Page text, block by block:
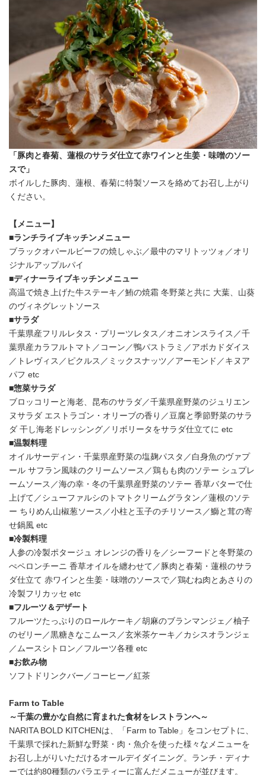
「豚肉と春菊、蓮根のサラダ仕立て赤ワインと生姜・味噌のソー
スで」
ボイルした豚肉、蓮根、春菊に特製ソースを絡めてお召し上がり
ください。
【メニュー】
■ランチライブキッチンメニュー
ブラックオパールビーフの焼しゃぶ／最中のマリトッツォ／オリ
ジナルアップルパイ
■ディナーライブキッチンメニュー
高温で焼き上げた牛ステーキ／鮪の焼霜 冬野菜と共に 大葉、山葵
のヴィネグレットソース
■サラダ
千葉県産フリルレタス・プリーツレタス／オニオンスライス／千
葉県産カラフルトマト／コーン／鴨パストラミ／アボカドダイス
／トレヴィス／ピクルス／ミックスナッツ／アーモンド／キヌア
パフ etc
■惣菜サラダ
ブロッコリーと海老、昆布のサラダ／千葉県産野菜のジュリエン
ヌサラダ エストラゴン・オリーブの香り／豆腐と季節野菜のサラ
ダ 干し海老ドレッシング／リボリータをサラダ仕立てに etc
■温製料理
オイルサーディン・千葉県産野菜の塩麹パスタ／白身魚のヴァプ
ール サフラン風味のクリームソース／鶏もも肉のソテー シュプレ
ームソース／海の幸・冬の千葉県産野菜のソテー 香草バターで仕
上げて／シューファルシのトマトクリームグラタン／蓮根のソテ
ー ちりめん山椒葱ソース／小柱と玉子のチリソース／鰤と茸の寄
せ鍋風 etc
■冷製料理
人参の冷製ポタージュ オレンジの香りを／シーフードと冬野菜の
ぺペロンチーニ 香草オイルを纏わせて／豚肉と春菊・蓮根のサラ
ダ仕立て 赤ワインと生姜・味噌のソースで／鶏むね肉とあさりの
冷製フリカッセ etc
■フルーツ＆デザート
フルーツたっぷりのロールケーキ／胡麻のブランマンジェ／柚子
のゼリー／黒糖きなこムース／玄米茶ケーキ／カシスオランジェ
／ムースシトロン／フルーツ各種 etc
■お飲み物
ソフトドリンクバー／コーヒー／紅茶
Farm to Table
～千葉の豊かな自然に育まれた食材をレストランへ～
NARITA BOLD KITCHENは、「Farm to Table」をコンセプトに、
千葉県で採れた新鮮な野菜・肉・魚介を使った様々なメニューを
お召し上がりいただけるオールデイダイニング。ランチ・ディナ
ーでは約80種類のバラエティーに富んだメニューが並びます。